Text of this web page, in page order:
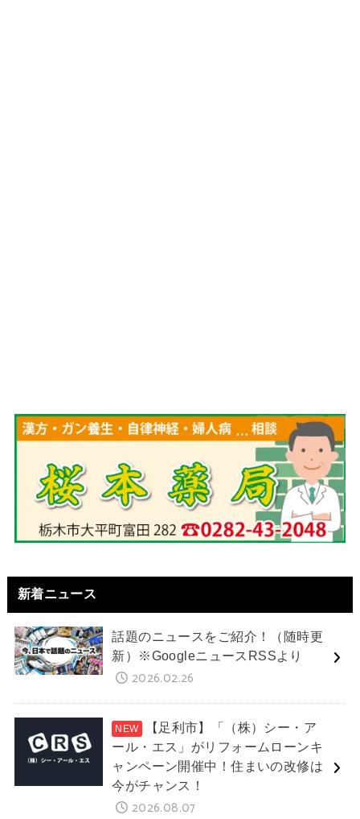
新着ニュース
話題のニュースをご紹介！（随時更
新）※GoogleニュースRSSより
2026.02.26
【足利市】「（株）シー・ア
ール・エス」がリフォームローンキ
ャンペーン開催中！住まいの改修は
今がチャンス！
2026.08.07